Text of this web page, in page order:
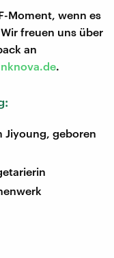
Moment, wenn es
freuen uns über
an
.
Jiyoung, geboren